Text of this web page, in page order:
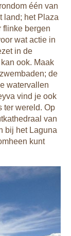
één van
land; het Plaza
flinke bergen
wat actie in
in de
ook. Maak
de
watervallen
vind je ook
ter wereld. Op
van
bij het Laguna
kunt